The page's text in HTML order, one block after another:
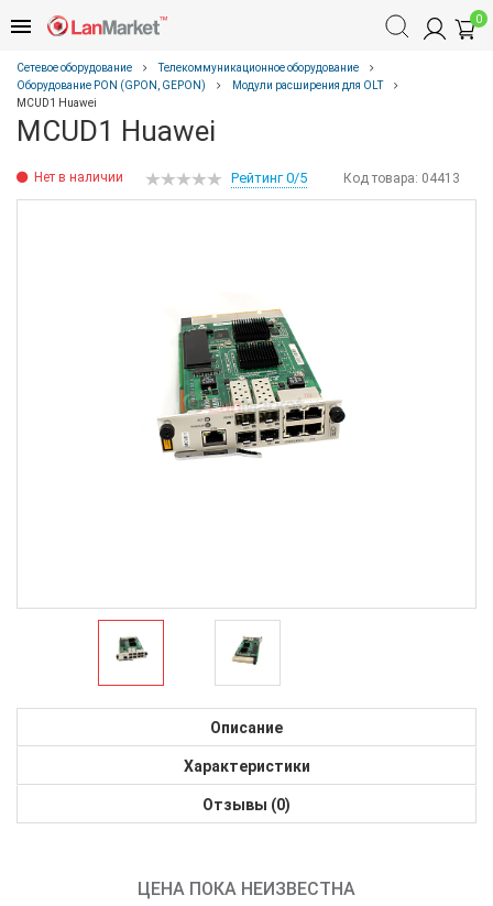
0
Сетевое оборудование
Телекоммуникационное оборудование
Оборудование PON (GPON, GEPON)
Модули расширения для OLT
MCUD1 Huawei
MCUD1 Huawei
Нет в наличии Код товара: 04413
Рейтинг 0/5
Описание
Характеристики
Отзывы (0)
ЦЕНА ПОКА НЕИЗВЕСТНА